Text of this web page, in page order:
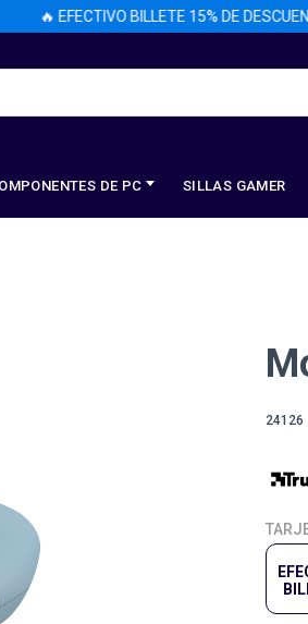
🔥 EFECTIVO BILLETE 15% DE DESCUENTO
DE PC SILLAS GAMER
24126